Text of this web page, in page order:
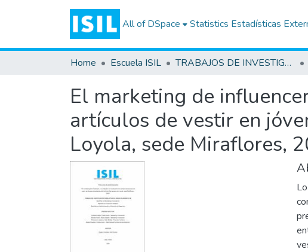
All of DSpace Statistics Estadísticas
Home Escuela ISIL TRABAJOS DE INVESTIGACIÓN
El marketing de
artículos de vestir en
Loyola, sede Miraflores,